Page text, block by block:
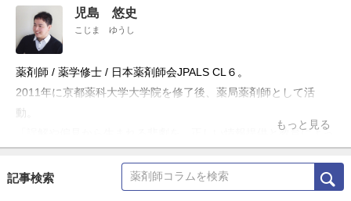
児島 悠史
こじま ゆうし
薬剤師 / 薬学修士 / 日本薬剤師会JPALS CL６。
2011年に京都薬科大学大学院を修了後、薬局薬剤師として活
動。
「誤解や偏見から生まれる悲劇を、正しい情報提供と教育によっ
Information」やTwitter「@Fizz_DI」を使って科学的根拠に基づ
いた医療情報の発信・共有を行うほか、大学や薬剤師会の研修会
もっと見る
記事検索